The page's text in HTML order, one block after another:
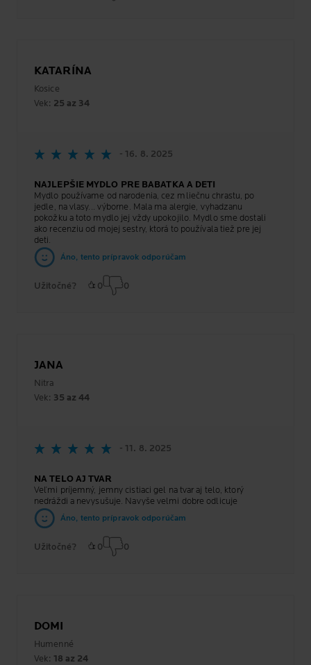
KATARÍNA
Kosice
Vek: 25 az 34
- 16. 8. 2025
NAJLEPŠIE MYDLO PRE BABATKA A DETI
Mydlo používame od narodenia, cez mliečnu chrastu, po
jedle, na vlasy... výborne. Mala ma alergie, vyhadzanu
pokožku a toto mydlo jej vždy upokojilo. Mydlo sme dostali
ako recenziu od mojej sestry, ktorá to používala tiež pre jej
deti.
Áno, tento prípravok odporúčam
Užitočné? 0 0
JANA
Nitra
Vek: 35 az 44
- 11. 8. 2025
NA TELO AJ TVAR
Veľmi príjemný, jemny cistiaci gel na tvar aj telo, ktorý
nedráždi a nevysušuje. Navyše velmi dobre odlicuje
Áno, tento prípravok odporúčam
Užitočné? 0 0
DOMI
Humenné
Vek: 18 az 24